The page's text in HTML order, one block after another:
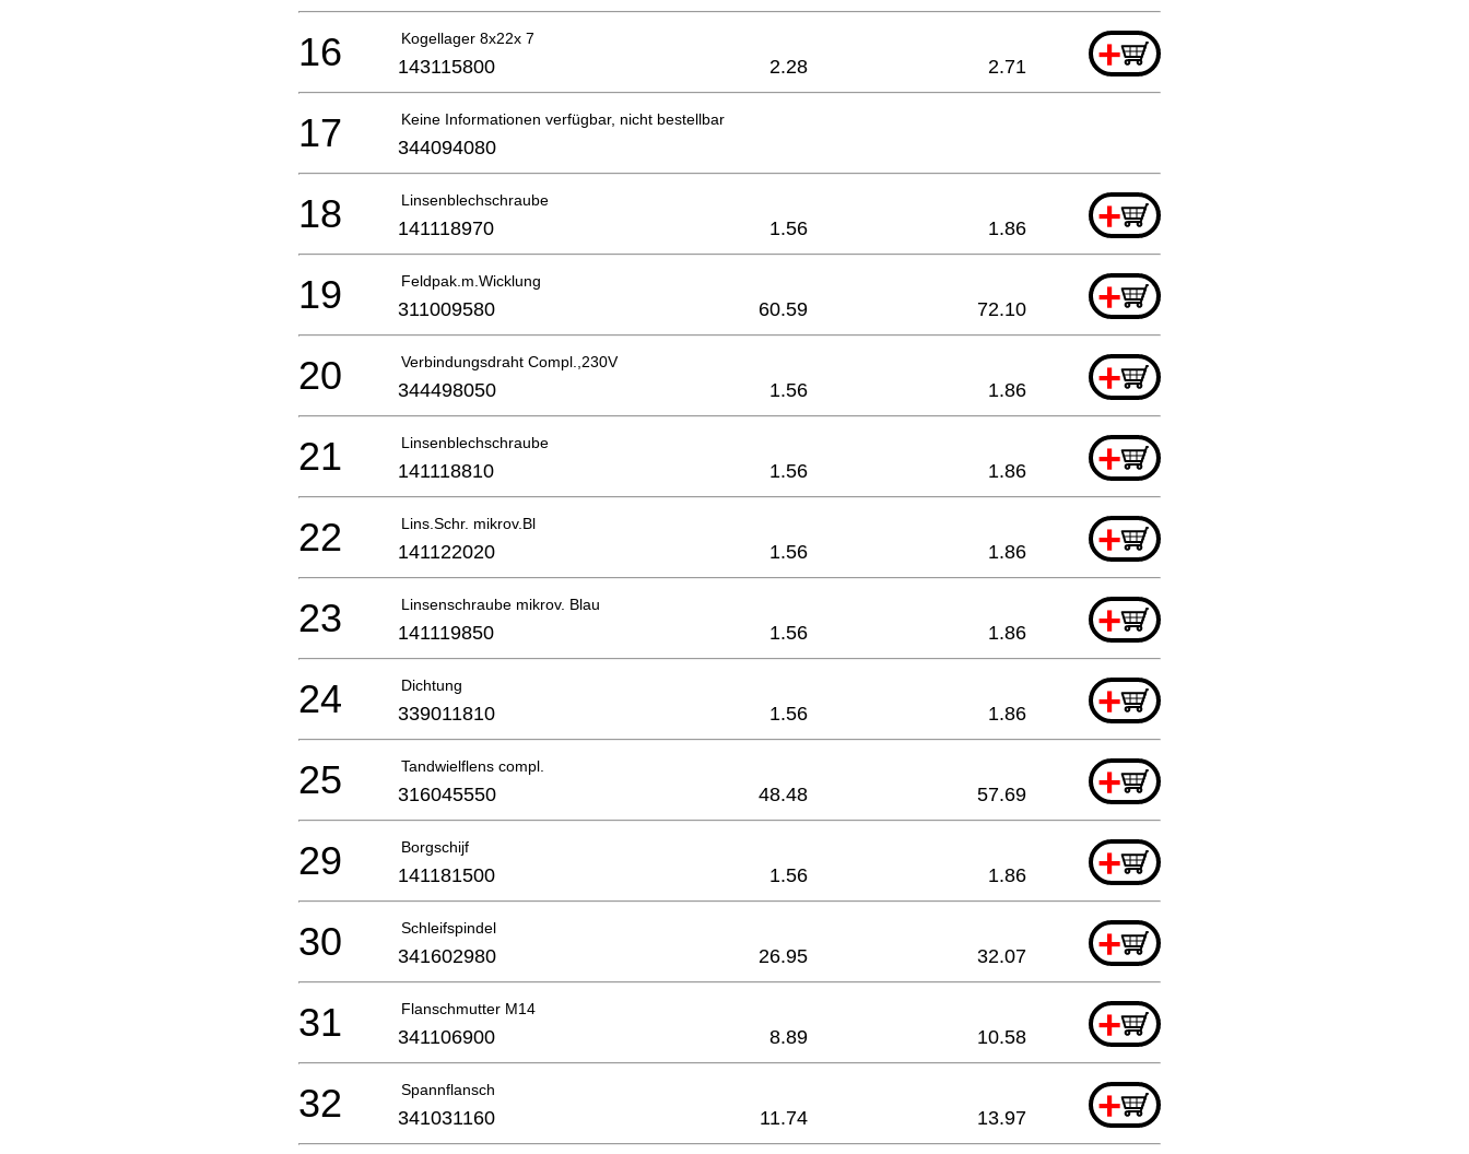
Kogellager 8x22x 7 +
16 143115800 2.28 2.71
Keine Informationen verfügbar, nicht bestellbar
17 344094080
Linsenblechschraube +
18 141118970 1.56 1.86
Feldpak.m.Wicklung +
19 311009580 60.59 72.10
Verbindungsdraht Compl.,230V +
20 344498050 1.56 1.86
Linsenblechschraube +
21 141118810 1.56 1.86
Lins.Schr. mikrov.Bl +
22 141122020 1.56 1.86
Linsenschraube mikrov. Blau +
23 141119850 1.56 1.86
Dichtung +
24 339011810 1.56 1.86
Tandwielflens compl. +
25 316045550 48.48 57.69
Borgschijf +
29 141181500 1.56 1.86
Schleifspindel +
30 341602980 26.95 32.07
Flanschmutter M14 +
31 341106900 8.89 10.58
Spannflansch +
32 341031160 11.74 13.97